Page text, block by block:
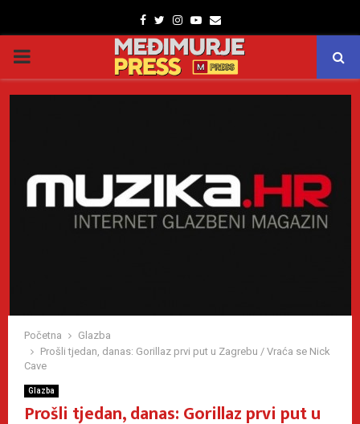
Facebook
TwitterInstagram
Youtube
Email
PRIMARY
MENU
Početna
Glazba
Prošli tjedan, danas: Gorillaz prvi put u Zagrebu / Vraća se Nick
Cave
Glazba
Prošli tjedan, danas: Gorillaz prvi put u